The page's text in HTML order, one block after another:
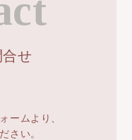
せ
ームより、
さい。